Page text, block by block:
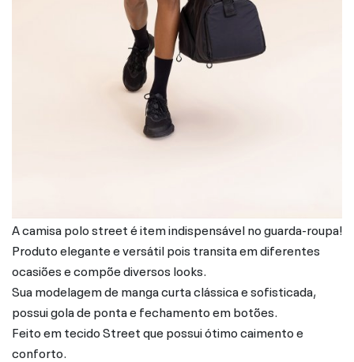
A camisa polo street é item indispensável no guarda-roupa!
Produto elegante e versátil pois transita em diferentes
ocasiões e compõe diversos looks.
Sua modelagem de manga curta clássica e sofisticada,
possui gola de ponta e fechamento em botões.
Feito em tecido Street que possui ótimo caimento e
conforto.